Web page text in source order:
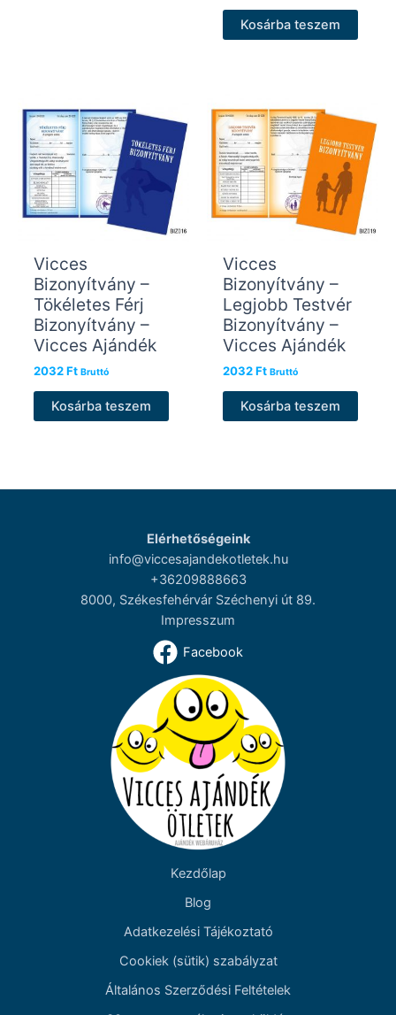
Kosárba teszem
Vicces
Bizonyítvány –
Tökéletes Férj
Bizonyítvány –
Vicces Ajándék
2032Ft Bruttó
Kosárba teszem
Vicces
Bizonyítvány –
Legjobb Testvér
Bizonyítvány –
Vicces Ajándék
2032Ft Bruttó
Kosárba teszem
Elérhetőségeink
info@viccesajandekotletek.hu
+36209888663
8000, Székesfehérvár Széchenyi út 89.
Impresszum
Facebook
Kezdőlap
Blog
Adatkezelési Tájékoztató
Cookiek (sütik) szabályzat
Általános Szerződési Feltételek